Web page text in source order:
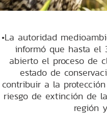
•La autoridad
informó que hasta el
abierto el proceso de
estado de
contribuir a la
riesgo de extinción de
región